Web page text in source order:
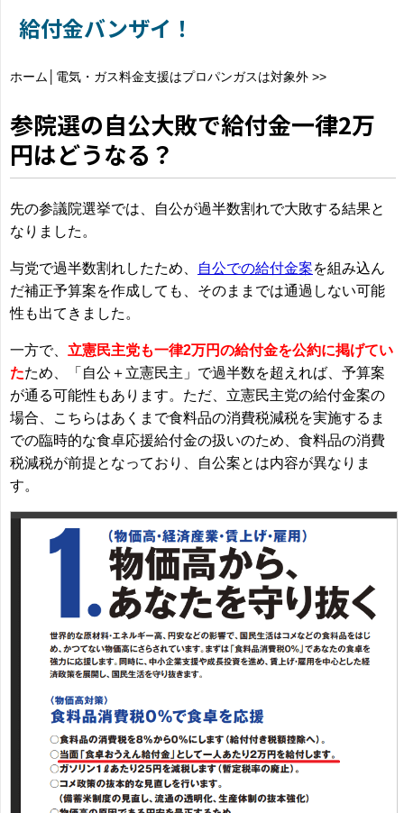
給付金バンザイ！
ホーム 電気・ガス料金支援はプロパンガスは対象外 >>
参院選の自公大敗で給付金一律2万
円はどうなる？
先の参議院選挙では、自公が過半数割れで大敗する結果と
なりました。
与党で過半数割れしたため、 自公での給付金案を組み込ん
だ補正予算案を作成しても、そのままでは通過しない可能
性も出てきました。
一方で、 立憲民主党も一律2万円の給付金を公約に掲げてい
たため、「自公＋立憲民主」で過半数を超えれば、予算案
が通る可能性もあります。ただ、立憲民主党の給付金案の
場合、こちらはあくまで食料品の消費税減税を実施するま
での臨時的な食卓応援給付金の扱いのため、食料品の消費
税減税が前提となっており、自公案とは内容が異なりま
す。